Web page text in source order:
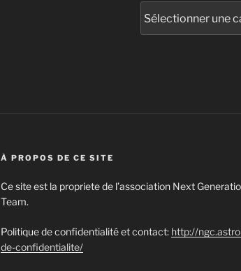
À PROPOS DE CE SITE
Ce site est la propriete de l’association Next
Team.
Politique de confidentialité et contact: http://
de-confidentialite/